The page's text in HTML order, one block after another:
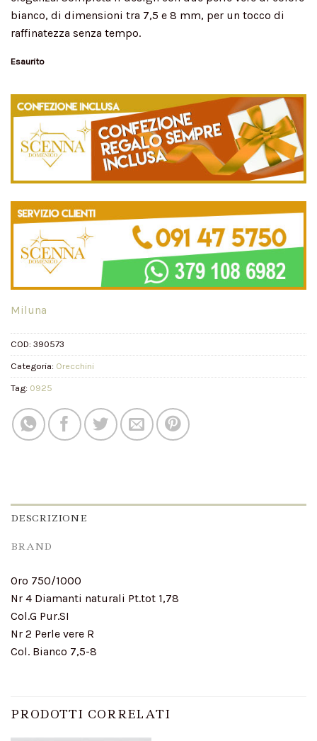
bianco, di dimensioni tra 7,5 e 8 mm, per un tocco di
raffinatezza senza tempo.
Esaurito
Miluna
COD: 390573
Categoria: Orecchini
Tag: 0925
DESCRIZIONE
BRAND
Oro 750/1000
Nr 4 Diamanti naturali Pt.tot 1,78
Col.G Pur.SI
Nr 2 Perle vere R
Col. Bianco 7,5-8
PRODOTTI CORRELATI